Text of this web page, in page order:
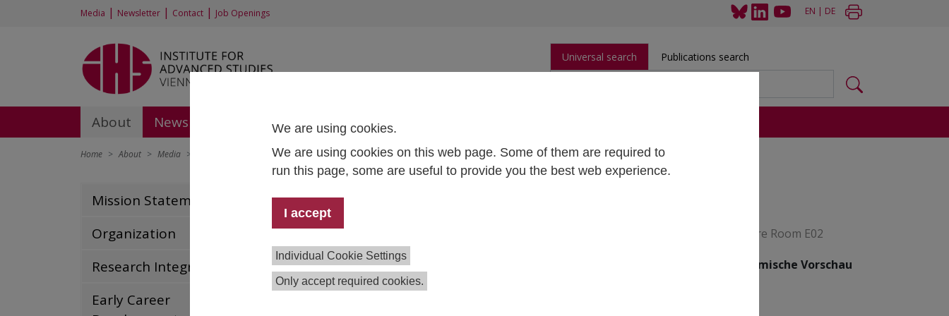
We are using cookies.
We are using cookies on this web page. Some of them are required to
run this page, some are useful to provide you the best web experience.
I accept
Individual Cookie Settings
Only accept required cookies.
Media | Newsletter | Contact | Job Openings EN | DE
Universal search Publications search
About News and Events Research Publications
Home About Media PressekonferenzMittelfristprognose der österreichischen Wirtschaft 2026–2030
Mission Statement
Organization
Research Integrity
Early Career
Mittelfristprognose der österreichischen Wirtschaft 2026–2030
July 16, 2026
10:00 - 11:00 , IHS, Josefstädter Straße 39, 1080 Vienna, Lecture Room E02
Am16. Juli 2026, 10 Uhr,
makroökonomische Vorschau
für die Entwicklung der österreichischen Wirtschaft im Zeitraum 2026–2030.